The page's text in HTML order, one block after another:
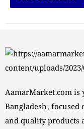
AamarMarket.com
Bangladesh,
and quality products